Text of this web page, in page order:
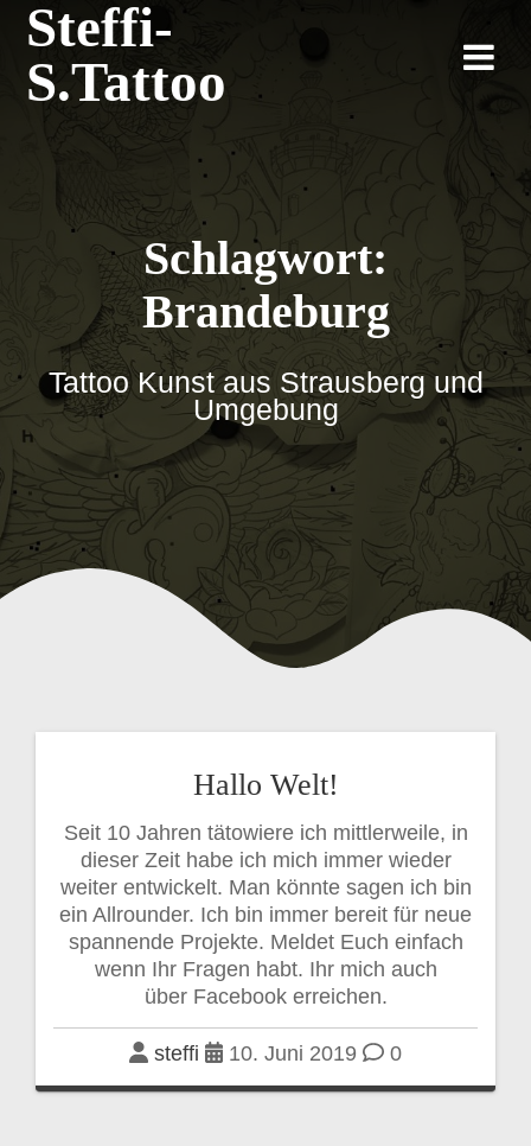
Steffi-
S.Tattoo
Schlagwort:
Brandeburg
Tattoo Kunst aus Strausberg und
Umgebung
Hallo Welt!
Seit 10 Jahren tätowiere ich mittlerweile, in
dieser Zeit habe ich mich immer wieder
weiter entwickelt. Man könnte sagen ich bin
ein Allrounder. Ich bin immer bereit für neue
spannende Projekte. Meldet Euch einfach
wenn Ihr Fragen habt. Ihr mich auch
über Facebook erreichen.
steffi 10. Juni 2019 0